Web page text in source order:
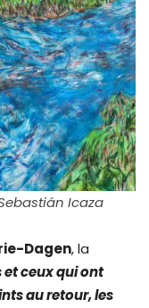
Icaza
Dagen, la
et ceux qui ont
au retour, les